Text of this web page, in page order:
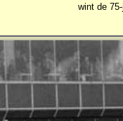
wint de